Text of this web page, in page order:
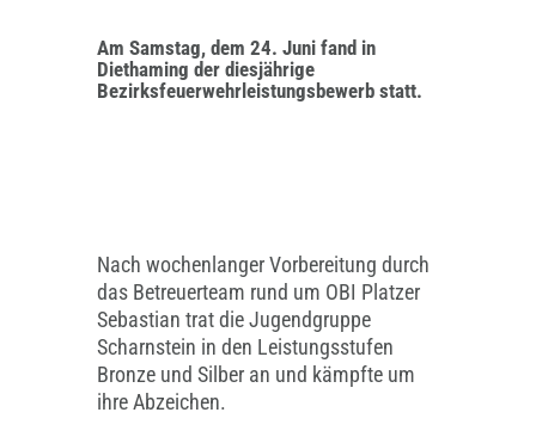
Am Samstag, dem 24. Juni fand in
Diethaming der diesjährige
Bezirksfeuerwehrleistungsbewerb statt.
Nach wochenlanger Vorbereitung durch
das Betreuerteam rund um OBI Platzer
Sebastian trat die Jugendgruppe
Scharnstein in den Leistungsstufen
Bronze und Silber an und kämpfte um
ihre Abzeichen.